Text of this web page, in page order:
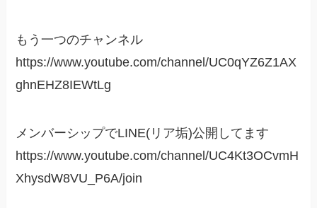
もう一つのチャンネル
https://www.youtube.com/channel/UC0qYZ6Z1AX
ghnEHZ8IEWtLg
メンバーシップでLINE(リア垢)公開してます
https://www.youtube.com/channel/UC4Kt3OCvmH
XhysdW8VU_P6A/join